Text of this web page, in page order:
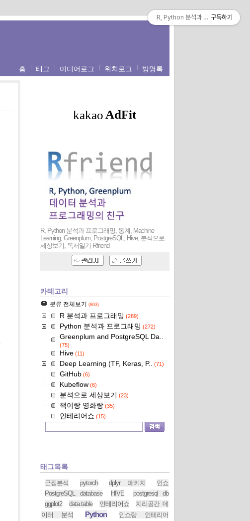
홈 태그 미디어로그 위치로그 방명록
R, Python 분석과 프로그래밍, 통계, Machine
Learning, Greenplum, PostgreSQL, Hive, 분석으로
세상보기, 독서일기
Rfriend
카테고리
분류 전체보기 (803)
R 분석과 프로그래밍 (289)
Python 분석과 프로그래밍 (272)
Greenplum and PostgreSQL Da..
(75)
Hive (11)
Deep Learning (TF, Keras, P.. (71)
GitHub (6)
Kubeflow (6)
분석으로 세상보기 (23)
책이랑 영화랑 (35)
인테리어쇼 (15)
태그목록
군집분석 pytorch dplyr 패키지
인쇼
PostgreSQL database
HIVE
postgresql db
ggplot2
data.table 인테리어쇼
지리공간 데
이터 분석
Python
인쇼랑 인테리어
R, Python 분석과 프로그래밍의 친
구독하기